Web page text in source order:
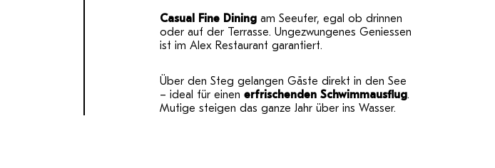
Casual Fine Dining am Seeufer, egal ob drinnen
oder auf der Terrasse. Ungezwungenes Geniessen
ist im Alex Restaurant garantiert.
Über den Steg gelangen Gäste direkt in den See
– ideal für einen erfrischenden Schwimmausflug.
Mutige steigen das ganze Jahr über ins Wasser.